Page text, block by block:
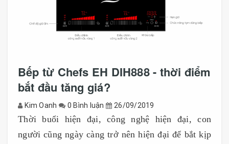
Bếp từ Chefs EH DIH888 - thời điểm
bắt đầu tăng giá?
Kim Oanh 0 Bình luận 26/09/2019
Thời buổi hiện đại, công nghệ hiện đại, con
người cũng ngày càng trở nên hiện đại để bắt kịp